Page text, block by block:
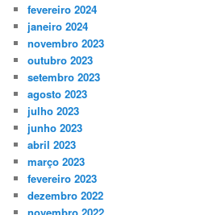
fevereiro 2024
janeiro 2024
novembro 2023
outubro 2023
setembro 2023
agosto 2023
julho 2023
junho 2023
abril 2023
março 2023
fevereiro 2023
dezembro 2022
novembro 2022